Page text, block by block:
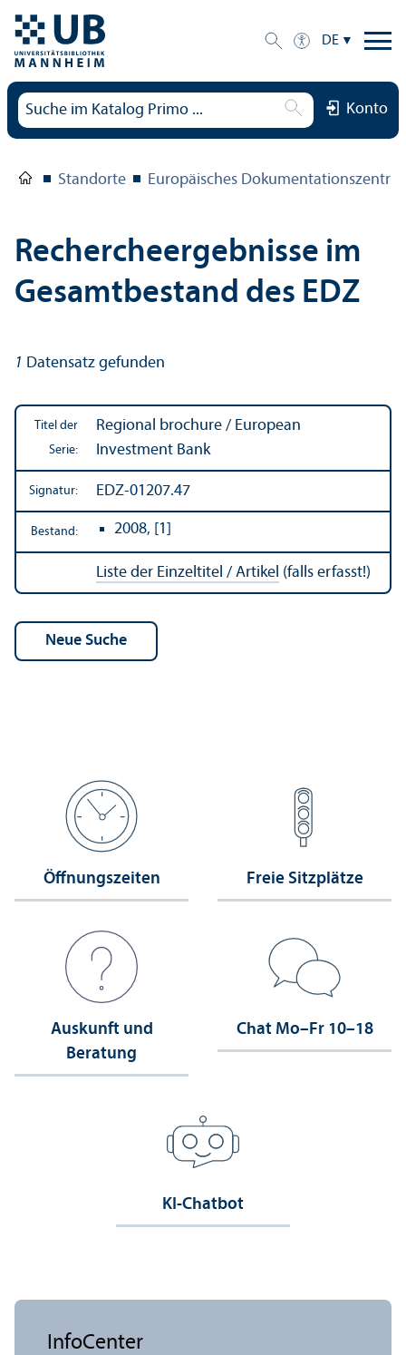
DE
Konto
Standorte Europäisches
Rechercheergebnisse im
Gesamtbestand des EDZ
1 Datensatz gefunden
Titel der
Serie:
Regional brochure / European
Investment Bank
Signatur: EDZ-01207.47
Bestand: 2008, [1]
Liste der Einzeltitel / Artikel (falls erfasst!)
Öffnungs­zeiten Freie Sitzplätze
Auskunft und
Beratung
Chat Mo–Fr 10–18
KI-Chatbot
InfoCenter